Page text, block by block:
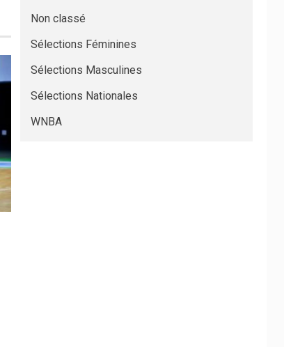
Non classé
Sélections Féminines
Sélections Masculines
Sélections Nationales
WNBA